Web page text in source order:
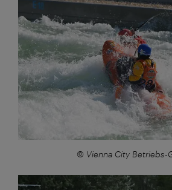
© Vienna City Betriebs-
Großansicht: